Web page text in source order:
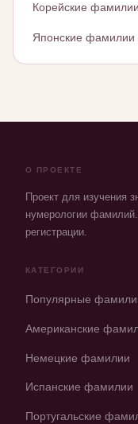
Корейские фамилии
Японские фамилии
О ПРОЕКТЕ
Проект для изучения
нумерологии
регистрации.
КАТЕГОРИИ
Популярные
Американские
Немецкие фамилии
Испанские фамилии
Португальские